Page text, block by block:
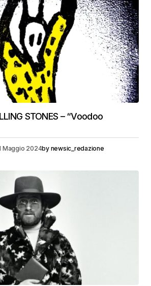
STONES – “Voodoo
Maggio 2024by newsic_redazione